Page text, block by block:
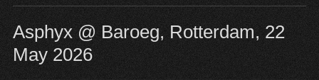
Asphyx @ Baroeg, Rotterdam, 22
May 2026